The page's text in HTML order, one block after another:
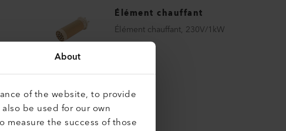
About
of the website, to provide
be used for our own
the success of those
Élément chauffant
Élément chauffant, 230V/1kW
117.585